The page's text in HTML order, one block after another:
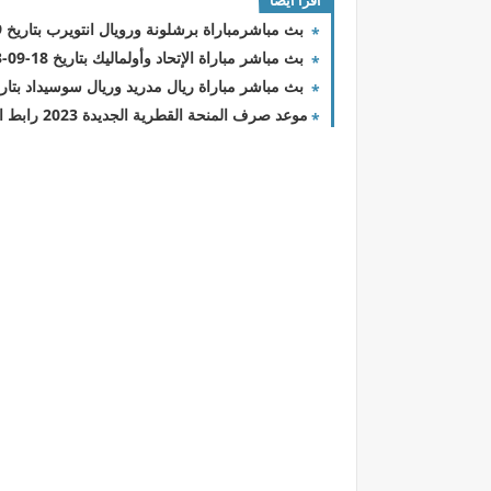
بث مباشرمباراة برشلونة ورويال انتويرب بتاريخ 19-09-2023 دوري أبطال أوروبا
بث مباشر مباراة الإتحاد وأولماليك بتاريخ 18-09-2023 دوري أبطال آسيا
بث مباشر مباراة ريال مدريد وريال سوسيداد بتاريخ 17-09-2023 الدوري
موعد صرف المنحة القطرية الجديدة 2023 رابط المنحة القطرية شهر 9 وهل سيتم اضافة اسماء جديدة